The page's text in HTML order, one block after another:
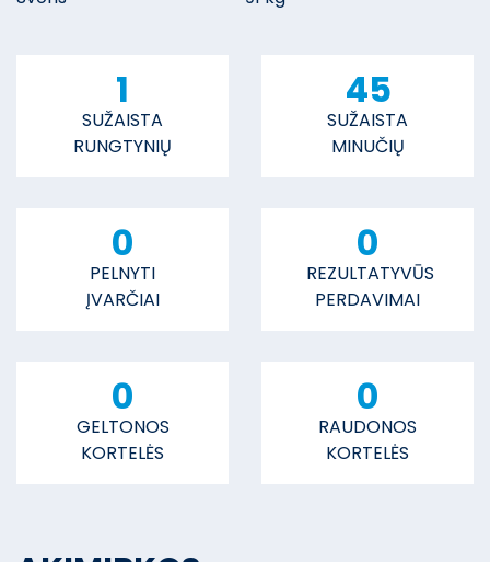
1
SUŽAISTA
RUNGTYNIŲ
45
SUŽAISTA
MINUČIŲ
0
PELNYTI
ĮVARČIAI
0
REZULTATYVŪS
PERDAVIMAI
0
GELTONOS
KORTELĖS
0
RAUDONOS
KORTELĖS